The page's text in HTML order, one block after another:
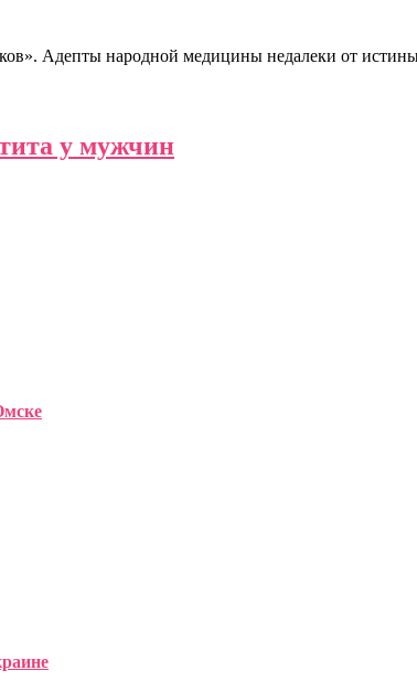
Адепты народной медицины недалеки от
у мужчин